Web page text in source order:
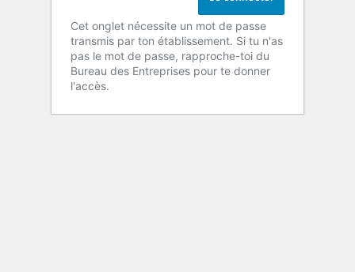
Cet onglet nécessite un mot de passe
transmis par ton établissement. Si tu n'as
pas le mot de passe, rapproche-toi du
Bureau des Entreprises pour te donner
l'accès.